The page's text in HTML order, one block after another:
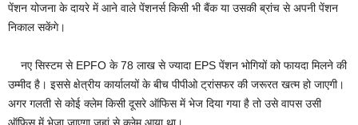
पेंशन योजना के दायरे में आने वाले पेंशनर्स किसी भी बैंक या उसकी ब्रांच से अपनी पेंशन
निकाल सकेंगे।
नए सिस्टम से EPFO के 78 लाख से ज्यादा EPS पेंशन भोगियों को फायदा मिलने की
उम्मीद है। इससे क्षेत्रीय कार्यालयों के बीच पीपीओ ट्रांसफर की जरूरत खत्म हो जाएगी।
अगर गलती से कोई क्लेम किसी दूसरे ऑफिस में भेज दिया गया है तो उसे वापस उसी
ऑफिस में भेजा जाएगा जहां से क्लेम आया था।